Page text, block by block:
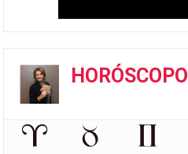
HORÓSCOPO